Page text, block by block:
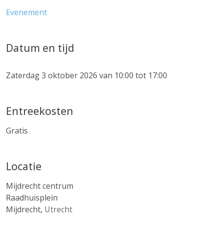
Evenement
Datum en tijd
Zaterdag 3 oktober 2026 van 10:00 tot 17:00
Entreekosten
Gratis
Locatie
Mijdrecht centrum
Raadhuisplein
Mijdrecht, Utrecht